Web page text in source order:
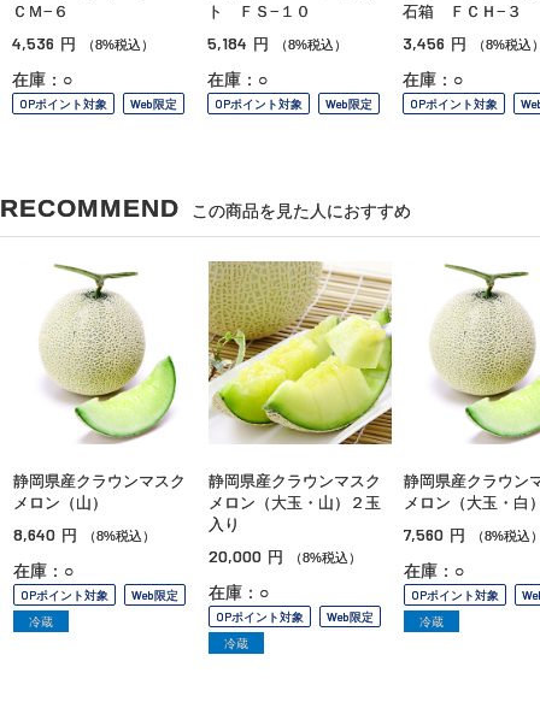
ＣＭ−６
4,536 円 （8%税込）
在庫：○
OPポイント対象 Web限定
ト ＦＳ−１０
5,184 円 （8%税込）
在庫：○
OPポイント対象 Web限定
石箱 ＦＣＨ−３
3,456 円 （8%税込
在庫：○
OPポイント対象
RECOMMEND この商品を見た人におすすめ
静岡県産クラウンマスク
メロン（山）
8,640 円 （8%税込）
在庫：○
OPポイント対象
Web限定
冷蔵
静岡県産クラウンマスク
メロン（大玉・山）２玉
入り
20,000 円 （8%税込）
在庫：○
OPポイント対象
Web限定
冷蔵
静岡県産クラウン
メロン（大玉・白
7,560 円 （8%税込
在庫：○
OPポイント対象
冷蔵